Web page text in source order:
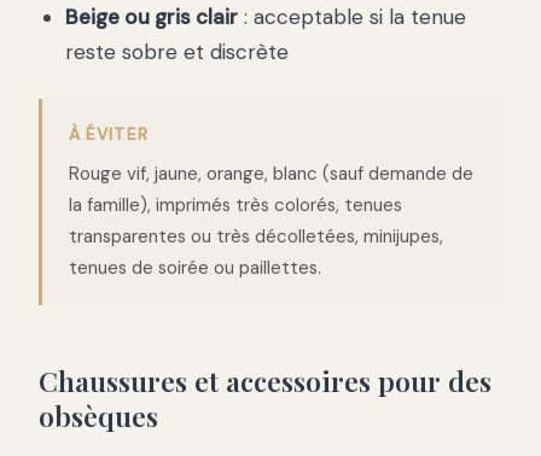
Beige ou gris clair : acceptable si la tenue
reste sobre et discrète
À ÉVITER
Rouge vif, jaune, orange, blanc (sauf demande de
la famille), imprimés très colorés, tenues
transparentes ou très décolletées, minijupes,
tenues de soirée ou paillettes.
Chaussures et accessoires pour des
obsèques